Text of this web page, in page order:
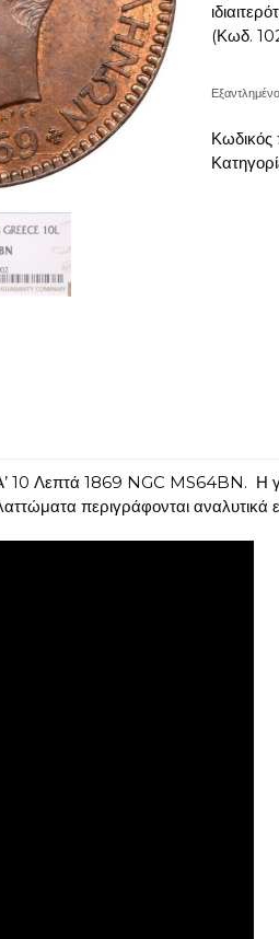
(Κωδ.
Εξαντλημένο
Κωδικός
10 Λεπτά 1869 NGC MS64BN. Η
περιγράφονται